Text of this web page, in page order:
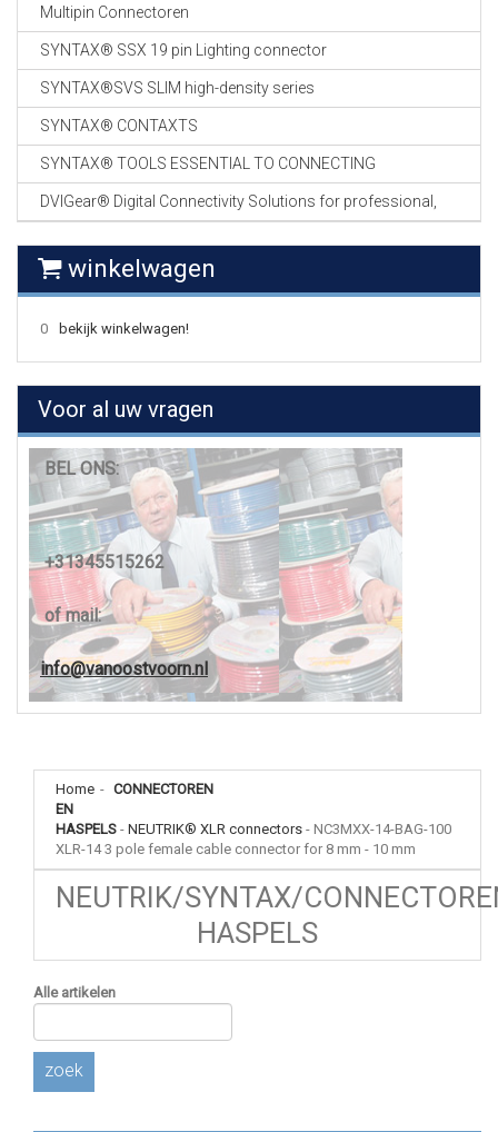
Multipin Connectoren
SYNTAX® SSX 19 pin Lighting connector
SYNTAX®SVS SLIM high-density series
SYNTAX® CONTAXTS
SYNTAX® TOOLS ESSENTIAL TO CONNECTING
DVIGear® Digital Connectivity Solutions for professional,
winkelwagen
0 bekijk winkelwagen!
Voor al uw vragen
BEL ONS:
+31345515262
of mail:
info@vanoostvoorn.nl
Home - CONNECTOREN
EN
HASPELS - NEUTRIK® XLR connectors - NC3MXX-14-BAG-100
XLR-14 3 pole female cable connector for 8 mm - 10 mm
NEUTRIK/SYNTAX/
HASPELS
Alle artikelen
zoek